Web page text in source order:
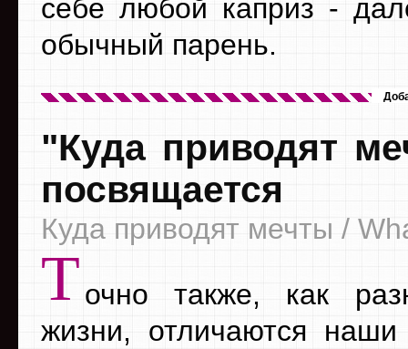
себе любой каприз -
обычный парень.
"Куда приводят
посвящается
Куда приводят мечты /
Точно также, как
жизни, отличаются